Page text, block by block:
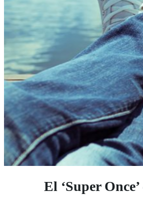
El ‘Super